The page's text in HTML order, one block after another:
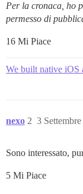
Per la cronaca, ho
permesso di
16 Mi Piace
We built native iOS
nexo 3
2
Sono interessato,
5 Mi Piace